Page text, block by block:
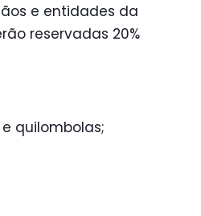
e entidades da
reservadas 20%
quilombolas;